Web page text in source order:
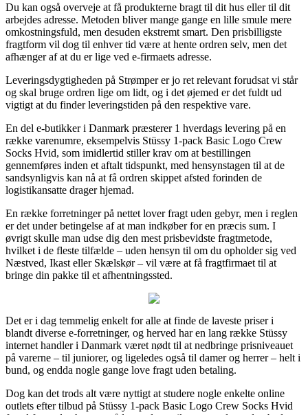
Du kan også overveje at få produkterne bragt til dit hus eller til dit
arbejdes adresse. Metoden bliver mange gange en lille smule mere
omkostningsfuld, men desuden ekstremt smart. Den prisbilligste
fragtform vil dog til enhver tid være at hente ordren selv, men det
afhænger af at du er lige ved e-firmaets adresse.
Leveringsdygtigheden på Strømper er jo ret relevant forudsat vi står
og skal bruge ordren lige om lidt, og i det øjemed er det fuldt ud
vigtigt at du finder leveringstiden på den respektive vare.
En del e-butikker i Danmark præsterer 1 hverdags levering på en
række varenumre, eksempelvis Stüssy 1-pack Basic Logo Crew
Socks Hvid, som imidlertid stiller krav om at bestillingen
gennemføres inden et aftalt tidspunkt, med hensynstagen til at de
sandsynligvis kan nå at få ordren skippet afsted forinden de
logistikansatte drager hjemad.
En række forretninger på nettet lover fragt uden gebyr, men i reglen
er det under betingelse af at man indkøber for en præcis sum. I
øvrigt skulle man udse dig den mest prisbevidste fragtmetode,
hvilket i de fleste tilfælde – uden hensyn til om du opholder sig ved
Næstved, Ikast eller Skælskør – vil være at få fragtfirmaet til at
bringe din pakke til et afhentningssted.
Det er i dag temmelig enkelt for alle at finde de laveste priser i
blandt diverse e-forretninger, og herved har en lang række Stüssy
internet handler i Danmark været nødt til at nedbringe prisniveauet
på varerne – til juniorer, og ligeledes også til damer og herrer – helt i
bund, og endda nogle gange love fragt uden betaling.
Dog kan det trods alt være nyttigt at studere nogle enkelte online
outlets efter tilbud på Stüssy 1-pack Basic Logo Crew Socks Hvid